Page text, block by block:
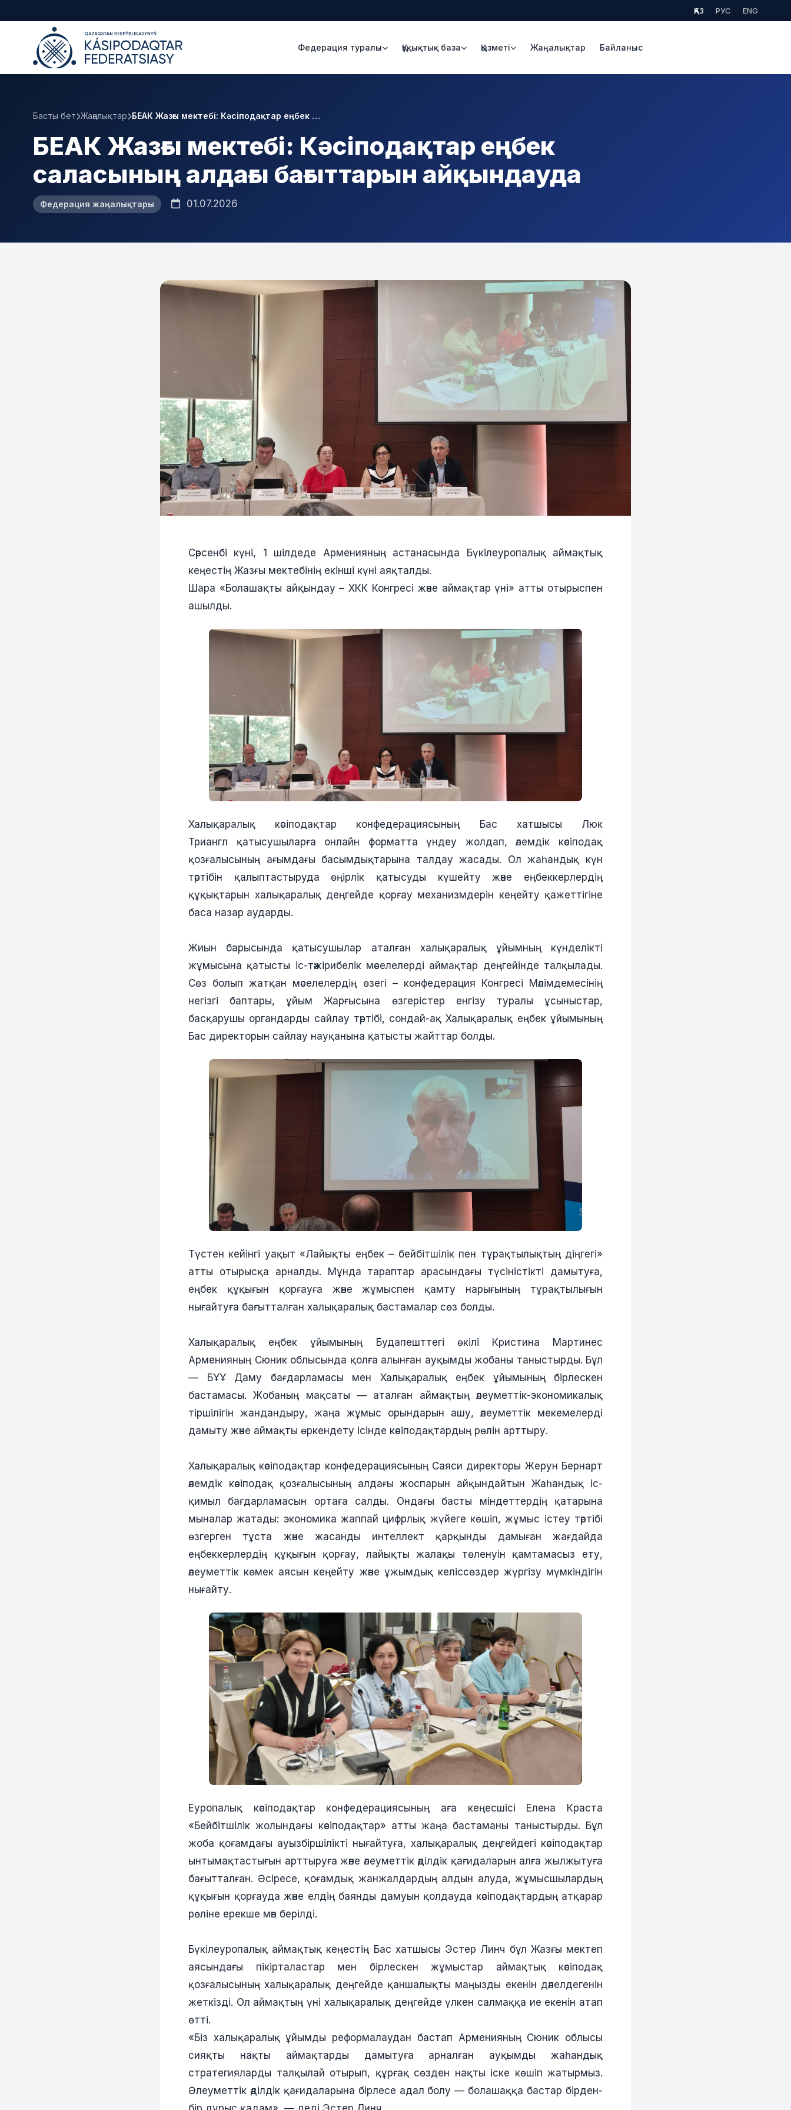
ҚАЗ РУС ENG
Федерация туралы Құқықтық база Қызметі Жаңалықтар Байланыс
Басты бет Жаңалықтар БЕАК Жазғы мектебі: Кәсіподақтар еңбек …
БЕАК Жазғы мектебі: Кәсіподақтар еңбек
саласының алдағы бағыттарын айқындауда
Федерация жаңалықтары 01.07.2026
Сәрсенбі күні, 1 шілдеде Арменияның астанасында Бүкілеуропалық аймақтық
кеңестің Жазғы мектебінің екінші күні аяқталды.
Шара «Болашақты айқындау – ХКК Конгресі және аймақтар үні» атты отырыспен
ашылды.
Халықаралық кәсіподақтар конфедерациясының Бас хатшысы Люк
Триангл қатысушыларға онлайн форматта үндеу жолдап, әлемдік кәсіподақ
қозғалысының ағымдағы басымдықтарына талдау жасады. Ол жаһандық күн
тәртібін қалыптастыруда өңірлік қатысуды күшейту және еңбеккерлердің
құқықтарын халықаралық деңгейде қорғау механизмдерін кеңейту қажеттігіне
баса назар аударды.
Жиын барысында қатысушылар аталған халықаралық ұйымның күнделікті
жұмысына қатысты іс-тәжірибелік мәселелерді аймақтар деңгейінде талқылады.
Сөз болып жатқан мәселелердің өзегі – конфедерация Конгресі Мәлімдемесінің
негізгі баптары, ұйым Жарғысына өзгерістер енгізу туралы ұсыныстар,
басқарушы органдарды сайлау тәртібі, сондай-ақ Халықаралық еңбек ұйымының
Бас директорын сайлау науқанына қатысты жайттар болды.
Түстен кейінгі уақыт «Лайықты еңбек – бейбітшілік пен тұрақтылықтың діңгегі»
атты отырысқа арналды. Мұнда тараптар арасындағы түсіністікті дамытуға,
еңбек құқығын қорғауға және жұмыспен қамту нарығының тұрақтылығын
нығайтуға бағытталған халықаралық бастамалар сөз болды.
Халықаралық еңбек ұйымының Будапешттегі өкілі Кристина Мартинес
Арменияның Сюник облысында қолға алынған ауқымды жобаны таныстырды. Бұл
— БҰҰ Даму бағдарламасы мен Халықаралық еңбек ұйымының бірлескен
бастамасы. Жобаның мақсаты — аталған аймақтың әлеуметтік-экономикалық
тіршілігін жандандыру, жаңа жұмыс орындарын ашу, әлеуметтік мекемелерді
дамыту және аймақты өркендету ісінде кәсіподақтардың рөлін арттыру.
Халықаралық кәсіподақтар конфедерациясының Саяси директоры Жерун Бернарт
әлемдік кәсіподақ қозғалысының алдағы жоспарын айқындайтын Жаһандық іс-
қимыл бағдарламасын ортаға салды. Ондағы басты міндеттердің қатарына
мыналар жатады: экономика жаппай цифрлық жүйеге көшіп, жұмыс істеу тәртібі
өзгерген тұста және жасанды интеллект қарқынды дамыған жағдайда
еңбеккерлердің құқығын қорғау, лайықты жалақы төленуін қамтамасыз ету,
әлеуметтік көмек аясын кеңейту және ұжымдық келіссөздер жүргізу мүмкіндігін
нығайту.
Еуропалық кәсіподақтар конфедерациясының аға кеңесшісі Елена Краста
«Бейбітшілік жолындағы кәсіподақтар» атты жаңа бастаманы таныстырды. Бұл
жоба қоғамдағы ауызбіршілікті нығайтуға, халықаралық деңгейдегі кәсіподақтар
ынтымақтастығын арттыруға және әлеуметтік әділдік қағидаларын алға жылжытуға
бағытталған. Әсіресе, қоғамдық жанжалдардың алдын алуда, жұмысшылардың
құқығын қорғауда және елдің баянды дамуын қолдауда кәсіподақтардың атқарар
рөліне ерекше мән берілді.
Бүкілеуропалық аймақтық кеңестің Бас хатшысы Эстер Линч бұл Жазғы мектеп
аясындағы пікірталастар мен бірлескен жұмыстар аймақтық кәсіподақ
қозғалысының халықаралық деңгейде қаншалықты маңызды екенін дәлелдегенін
жеткізді. Ол аймақтың үні халықаралық деңгейде үлкен салмаққа ие екенін атап
өтті.
«Біз халықаралық ұйымды реформалаудан бастап Арменияның Сюник облысы
сияқты нақты аймақтарды дамытуға арналған ауқымды жаһандық
стратегияларды талқылай отырып, құрғақ сөзден нақты іске көшіп жатырмыз.
Әлеуметтік әділдік қағидаларына бірлесе адал болу — болашаққа бастар бірден-